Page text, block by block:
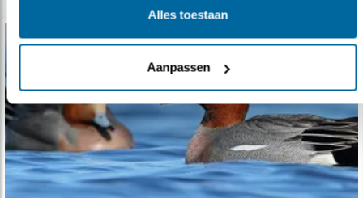
Alles toestaan
Aanpassen